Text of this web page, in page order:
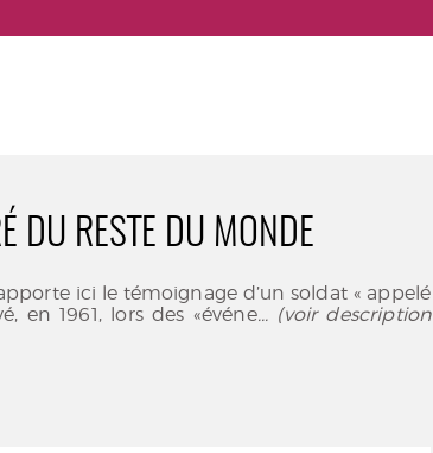
DU RESTE DU MONDE
ici le témoignage d’un soldat « appelé
en 1961, lors des «événe... (voir description